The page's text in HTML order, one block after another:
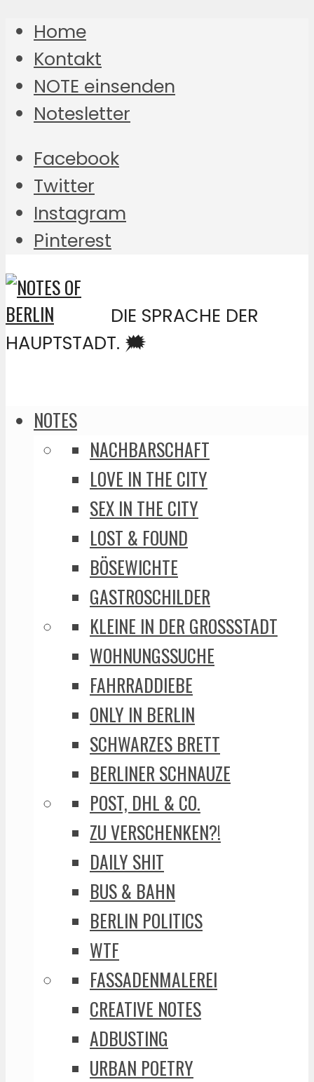
Home
Kontakt
NOTE einsenden
Notesletter
Facebook
Twitter
Instagram
Pinterest
DIE SPRACHE DER
HAUPTSTADT. 🗯️
NOTES
NACHBARSCHAFT
LOVE IN THE CITY
SEX IN THE CITY
LOST & FOUND
BÖSEWICHTE
GASTROSCHILDER
KLEINE IN DER GROSSSTADT
WOHNUNGSSUCHE
FAHRRADDIEBE
ONLY IN BERLIN
SCHWARZES BRETT
BERLINER SCHNAUZE
POST, DHL & CO.
ZU VERSCHENKEN?!
DAILY SHIT
BUS & BAHN
BERLIN POLITICS
WTF
FASSADENMALEREI
CREATIVE NOTES
ADBUSTING
URBAN POETRY